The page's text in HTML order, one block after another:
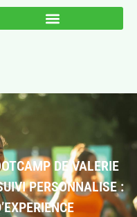
DE VALERIE
PERSONNALISE :